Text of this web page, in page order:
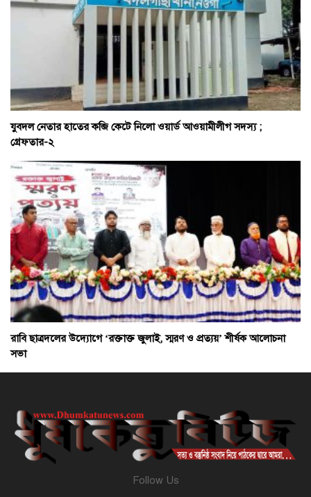
যুবদল নেতার হাতের কব্জি কেটে নিলো ওয়ার্ড আওয়ামীলীগ সদস্য ;
গ্রেফতার-২
রাবি ছাত্রদলের উদ্যোগে ‘রক্তাক্ত জুলাই, স্মরণ ও প্রত্যয়’ শীর্ষক আলোচনা
সভা
Follow Us